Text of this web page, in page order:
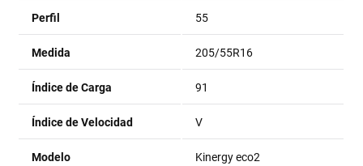
Perfil 55
Medida 205/55R16
Índice de Carga 91
Índice de Velocidad V
Modelo Kinergy eco2